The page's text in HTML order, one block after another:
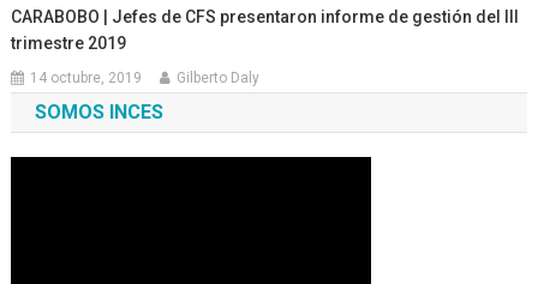
CARABOBO | Jefes de CFS presentaron informe de gestión del III
trimestre 2019
14 octubre, 2019 Gilberto Daly
SOMOS INCES